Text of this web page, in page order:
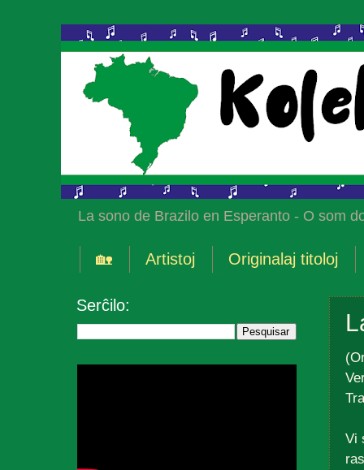
La sono de Brazilo en Esperanto - O som
🏡 Artistoj Originalaj titoloj
Vi
Serĉilo: